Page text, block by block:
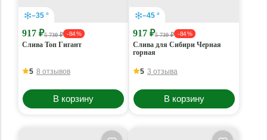
–35 °
917 ₽5 730 ₽ - 84 %
Слива Топ Гигант
5 8 отзывов
В корзину
–45 °
917 ₽5 730 ₽ - 84 %
Слива для Сибири Черная
горная
5 3 отзыва
В корзину